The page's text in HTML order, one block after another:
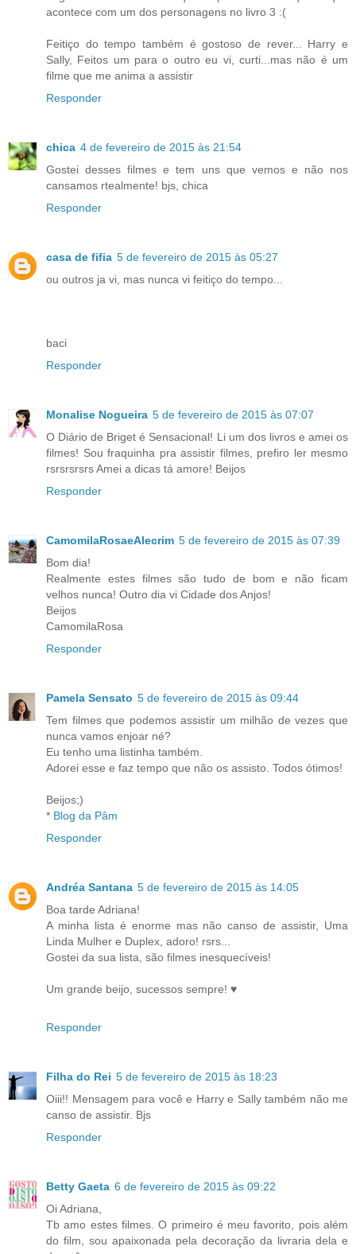
acontece com um dos personagens no livro 3 :(
Feitiço do tempo também é gostoso de rever... Harry e
Sally, Feitos um para o outro eu vi, curti...mas não é um
filme que me anima a assistir
Responder
chica 4 de fevereiro de 2015 às 21:54
Gostei desses filmes e tem uns que vemos e não nos
cansamos rtealmente! bjs, chica
Responder
casa de fifia 5 de fevereiro de 2015 às 05:27
ou outros ja vi, mas nunca vi feitiço do tempo...
baci
Responder
Monalise Nogueira 5 de fevereiro de 2015 às 07:07
O Diário de Briget é Sensacional! Li um dos livros e amei os
filmes! Sou fraquinha pra assistir filmes, prefiro ler mesmo
rsrsrsrsrs Amei a dicas tá amore! Beijos
Responder
CamomilaRosaeAlecrim 5 de fevereiro de 2015 às 07:39
Bom dia!
Realmente estes filmes são tudo de bom e não ficam
velhos nunca! Outro dia vi Cidade dos Anjos!
Beijos
CamomilaRosa
Responder
Pamela Sensato 5 de fevereiro de 2015 às 09:44
Tem filmes que podemos assistir um milhão de vezes que
nunca vamos enjoar né?
Eu tenho uma listinha também.
Adorei esse e faz tempo que não os assisto. Todos ótimos!
Beijos;)
* Blog da Pâm
Responder
Andréa Santana 5 de fevereiro de 2015 às 14:05
Boa tarde Adriana!
A minha lista é enorme mas não canso de assistir, Uma
Linda Mulher e Duplex, adoro! rsrs...
Gostei da sua lista, são filmes inesquecíveis!
Um grande beijo, sucessos sempre! ♥
Responder
Filha do Rei 5 de fevereiro de 2015 às 18:23
Oiii!! Mensagem para você e Harry e Sally também não me
canso de assistir. Bjs
Responder
Betty Gaeta 6 de fevereiro de 2015 às 09:22
Oi Adriana,
Tb amo estes filmes. O primeiro é meu favorito, pois além
do film, sou apaixonada pela decoração da livraria dela e